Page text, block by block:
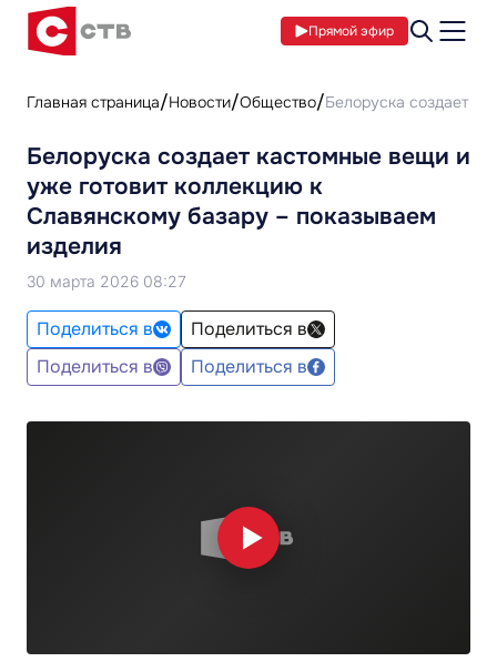
Прямой эфир
Главная страница Новости Общество Белоруска создает
Белоруска создает кастомные вещи и
уже готовит коллекцию к
Славянскому базару – показываем
изделия
30 марта 2026 08:27
Поделиться в
Поделиться в
Поделиться в
Поделиться в